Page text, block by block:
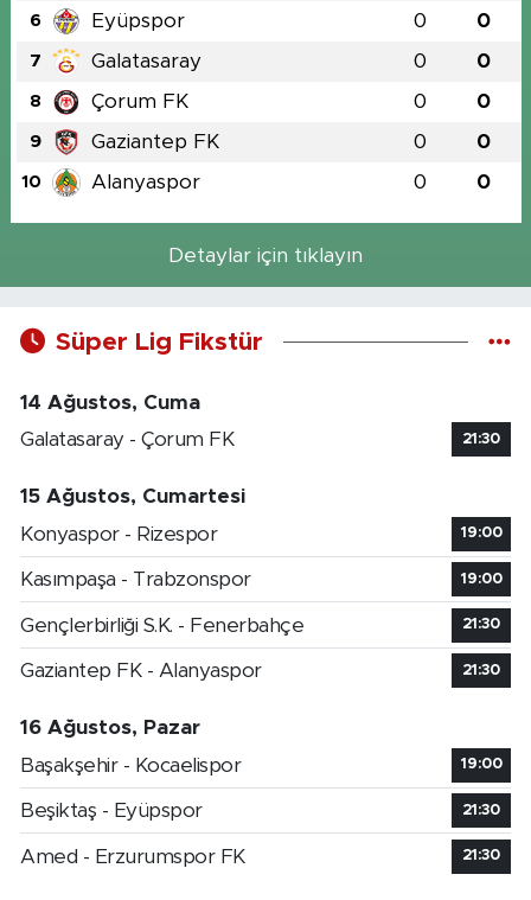
6 Eyüpspor 0 0
7 Galatasaray 0 0
8 Çorum FK 0 0
9 Gaziantep FK 0 0
10 Alanyaspor 0 0
Detaylar için tıklayın
Süper Lig Fikstür
14 Ağustos, Cuma
Galatasaray - Çorum FK
21:30
15 Ağustos, Cumartesi
Konyaspor - Rizespor
19:00
Kasımpaşa - Trabzonspor 19:00
Gençlerbirliği S.K. - Fenerbahçe 21:30
Gaziantep FK - Alanyaspor 21:30
16 Ağustos, Pazar
Başakşehir - Kocaelispor
19:00
Beşiktaş - Eyüpspor 21:30
Amed - Erzurumspor FK 21:30